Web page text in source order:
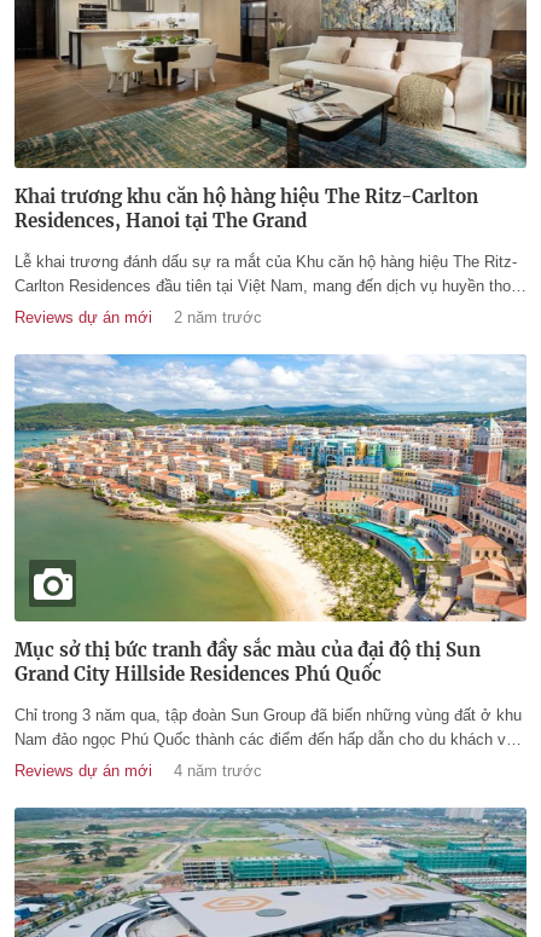
Khai trương khu căn hộ hàng hiệu The Ritz-Carlton
Residences, Hanoi tại The Grand
Lễ khai trương đánh dấu sự ra mắt của Khu căn hộ hàng hiệu The Ritz-
Carlton Residences đầu tiên tại Việt Nam, mang đến dịch vụ huyền thoại
của thương hiệu này giữa lòng phố cổ Hà Nội.
Reviews dự án mới 2 năm trước
Mục sở thị bức tranh đầy sắc màu của đại độ thị Sun
Grand City Hillside Residences Phú Quốc
Chỉ trong 3 năm qua, tập đoàn Sun Group đã biến những vùng đất ở khu
Nam đảo ngọc Phú Quốc thành các điểm đến hấp dẫn cho du khách và
nhà đầu tư. Trong đó, đại đô thị mang âm hưởng Địa Trung Hải Sun
Reviews dự án mới 4 năm trước